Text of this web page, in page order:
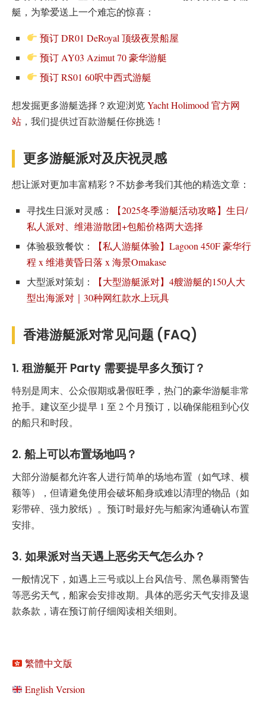
艇，为挚爱送上一个难忘的惊喜：
预订 DR01 DeRoyal 顶级夜景船屋
预订 AY03 Azimut 70 豪华游艇
预订 RS01 60呎中西式游艇
想发掘更多游艇选择？欢迎浏览Yacht Holimood 官方网
站 ，我们提供过百款游艇任你挑选！
更多游艇派对及庆祝灵感
想让派对更加丰富精彩？不妨参考我们其他的精选文章：
寻找生日派对灵感：
【2025冬季游艇活动攻略】生日/
私人派对、维港游散团+包船价格两大选择
体验极致餐饮：
【私人游艇体验】Lagoon 450F 豪华行
程 x 维港黄昏日落 x 海景Omakase
大型派对策划：
【大型游艇派对】4艘游艇的150人大
型出海派对｜30种网红款水上玩具
香港游艇派对常见问题 (FAQ)
1. 租游艇开 Party 需要提早多久预订？
特别是周末、公众假期或暑假旺季，热门的豪华游艇非常
抢手。建议至少提早 1 至 2 个月预订，以确保能租到心仪
的船只和时段。
2. 船上可以布置场地吗？
大部分游艇都允许客人进行简单的场地布置（如气球、横
额等），但请避免使用会破坏船身或难以清理的物品（如
彩带碎、强力胶纸）。预订时最好先与船家沟通确认布置
安排。
3. 如果派对当天遇上恶劣天气怎么办？
一般情况下，如遇上三号或以上台风信号、黑色暴雨警告
等恶劣天气，船家会安排改期。具体的恶劣天气安排及退
款条款，请在预订前仔细阅读相关细则。
繁體中文版
English Version